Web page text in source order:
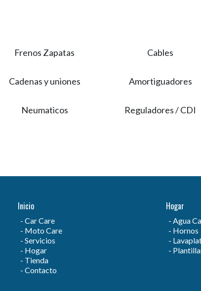
Frenos Zapatas Cables
Cadenas y uniones Amortiguadores
Neumaticos Reguladores / CDI
Inicio
Car Care
Moto Care
Servicios
Hogar
Tienda
Contacto
Hogar
Agua
Hornos